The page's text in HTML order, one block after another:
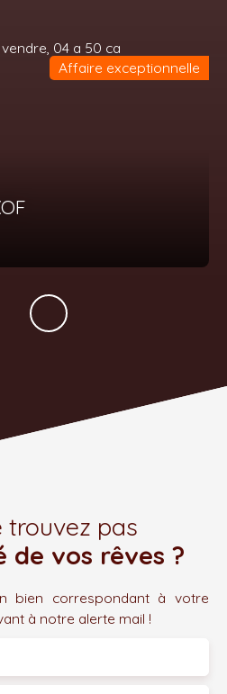
Affaire exceptionnelle
trouvez pas
de vos rêves ?
bien correspondant à votre
à notre alerte mail !